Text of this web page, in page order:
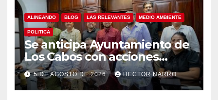
ALINEANDO BLOG LAS RELEVANTES MEDIO AMBIENTE
POLITICA
Se anticipa Ayuntamiento de
Los Cabos con acciones
preventivas ante lluvias en el
centro histórico
5 DE AGOSTO DE 2026 HECTOR NARRO